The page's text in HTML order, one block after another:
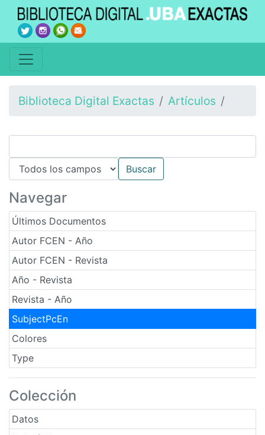
Biblioteca Digital Exactas Artículos
Navegar
Últimos Documentos
Autor FCEN - Año
Autor FCEN - Revista
Año - Revista
Revista - Año
SubjectPcEn
Colores
Type
Colección
Datos